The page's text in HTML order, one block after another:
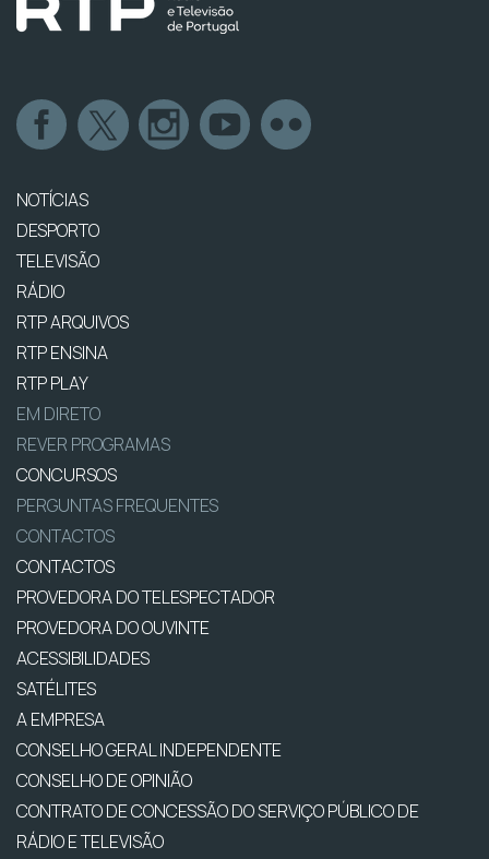
NOTÍCIAS
DESPORTO
TELEVISÃO
RÁDIO
RTP ARQUIVOS
RTP ENSINA
RTP PLAY
EM DIRETO
REVER PROGRAMAS
CONCURSOS
PERGUNTAS FREQUENTES
CONTACTOS
CONTACTOS
PROVEDORA DO TELESPECTADOR
PROVEDORA DO OUVINTE
ACESSIBILIDADES
SATÉLITES
A EMPRESA
CONSELHO GERAL INDEPENDENTE
CONSELHO DE OPINIÃO
CONTRATO DE CONCESSÃO DO SERVIÇO PÚBLICO DE
RÁDIO E TELEVISÃO